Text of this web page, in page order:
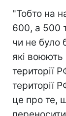
"Тобто на
600, а 500
чи не було
які
території
території
це про те,